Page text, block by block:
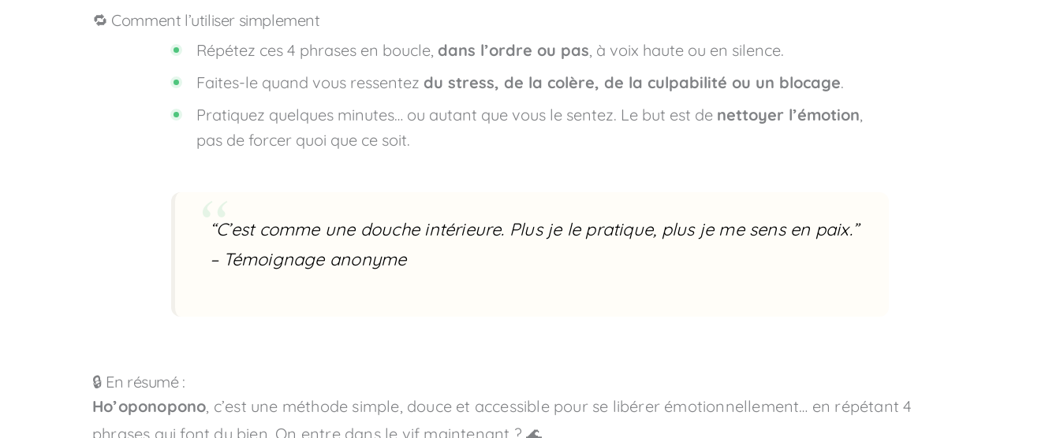
🔁 Comment l’utiliser simplement
Répétez ces 4 phrases en boucle, dans l’ordre ou pas, à voix haute ou en silence.
Faites-le quand vous ressentez du stress, de la colère, de la culpabilité ou un blocage.
Pratiquez quelques minutes… ou autant que vous le sentez. Le but est de nettoyer l’émotion,
pas de forcer quoi que ce soit.
“C’est comme une douche intérieure. Plus je le pratique, plus je me sens en paix.”
– Témoignage anonyme
🔒 En résumé :
Ho’oponopono, c’est une méthode simple, douce et accessible pour se libérer émotionnellement… en répétant 4
phrases qui font du bien. On entre dans le vif maintenant ? 🌊